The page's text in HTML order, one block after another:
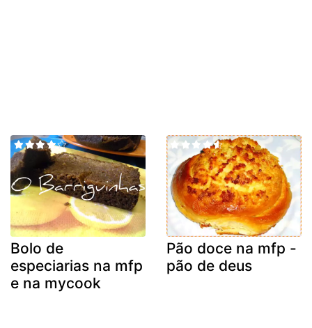
Bolo de
especiarias na mfp
e na mycook
Pão doce na mfp -
pão de deus